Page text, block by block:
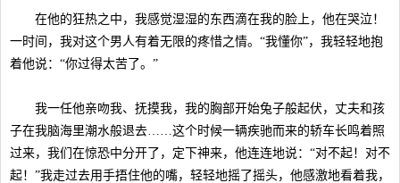
在他的狂热之中，我感觉湿湿的东西滴在我的脸上，他在哭泣！
一时间，我对这个男人有着无限的疼惜之情。“我懂你”，我轻轻地抱
着他说：“你过得太苦了。”
我一任他亲吻我、抚摸我，我的胸部开始兔子般起伏，丈夫和孩
子在我脑海里潮水般退去……这个时候一辆疾驰而来的轿车长鸣着照
过来，我们在惊恐中分开了，定下神来，他连连地说：“对不起！对不
起！”我走过去用手捂住他的嘴，轻轻地摇了摇头，他感激地看着我，